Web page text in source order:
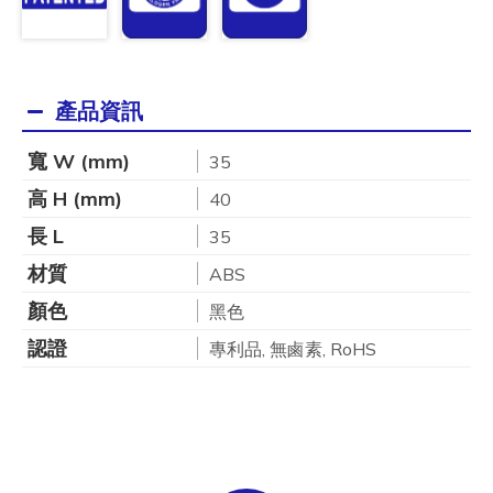
產品資訊
寬 W (mm) 35
高 H (mm) 40
長 L 35
材質 ABS
顏色 黑色
認證 專利品, 無鹵素, RoHS